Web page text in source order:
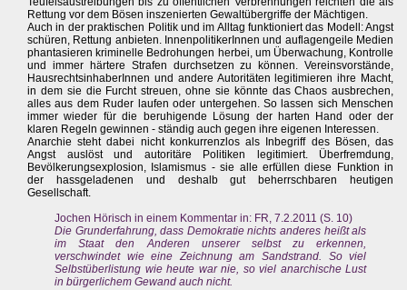
Rettung vor dem Bösen inszenierten Gewaltübergriffe der Mächtigen.
Auch in der praktischen Politik und im Alltag funktioniert das Modell: Angst
schüren, Rettung anbieten. InnenpolitikerInnen und auflagengeile Medien
phantasieren kriminelle Bedrohungen herbei, um Überwachung, Kontrolle
und immer härtere Strafen durchsetzen zu können. Vereinsvorstände,
HausrechtsinhaberInnen und andere Autoritäten legitimieren ihre Macht,
in dem sie die Furcht streuen, ohne sie könnte das Chaos ausbrechen,
alles aus dem Ruder laufen oder untergehen. So lassen sich Menschen
immer wieder für die beruhigende Lösung der harten Hand oder der
klaren Regeln gewinnen - ständig auch gegen ihre eigenen Interessen.
Anarchie steht dabei nicht konkurrenzlos als Inbegriff des Bösen, das
Angst auslöst und autoritäre Politiken legitimiert. Überfremdung,
Bevölkerungsexplosion, Islamismus - sie alle erfüllen diese Funktion in
der hassgeladenen und deshalb gut beherrschbaren heutigen
Gesellschaft.
Jochen Hörisch in einem Kommentar in: FR, 7.2.2011 (S. 10)
Die Grunderfahrung, dass Demokratie nichts anderes heißt als
im Staat den Anderen unserer selbst zu erkennen,
verschwindet wie eine Zeichnung am Sandstrand. So viel
Selbstüberlistung wie heute war nie, so viel anarchische Lust
in bürgerlichem Gewand auch nicht.